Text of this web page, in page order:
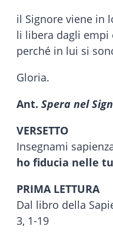
il Signore viene in
li libera dagli empi
perché in lui si
Gloria.
Ant. Spera nel
VERSETTO
Insegnami
ho fiducia nelle
PRIMA LETTURA
Dal libro della
3, 1-19